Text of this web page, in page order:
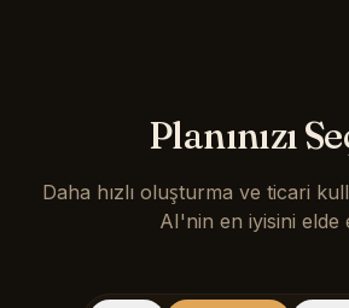
Planınızı
Daha hızlı oluşturma ve ticari
AI'nin en iyisini elde